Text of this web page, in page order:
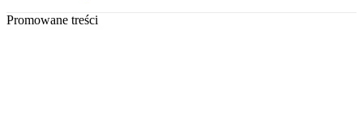
Promowane treści